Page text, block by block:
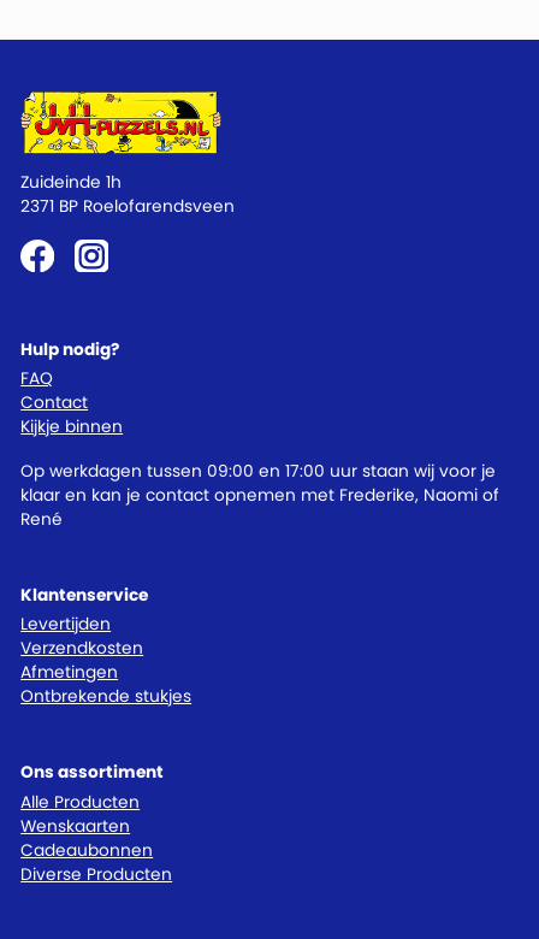
Klantenservice
Levertijden
Verzendkosten
Afmetingen
Ontbrekende stukjes
Ons assortiment
Alle Producten
Wenskaarten
Cadeaubonnen
Diverse Producten
Hulp nodig?
FAQ
Contact
Kijkje binnen
Op werkdagen tussen 09:00 en 17:00 uur staan wij voor je
klaar en kan je contact opnemen met Frederike, Naomi of
René
Zuideinde 1h
2371 BP Roelofarendsveen